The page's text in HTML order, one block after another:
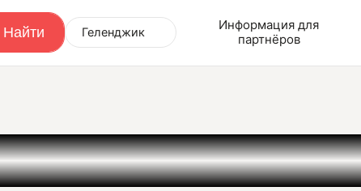
Геленджик
Информация для
партнёров